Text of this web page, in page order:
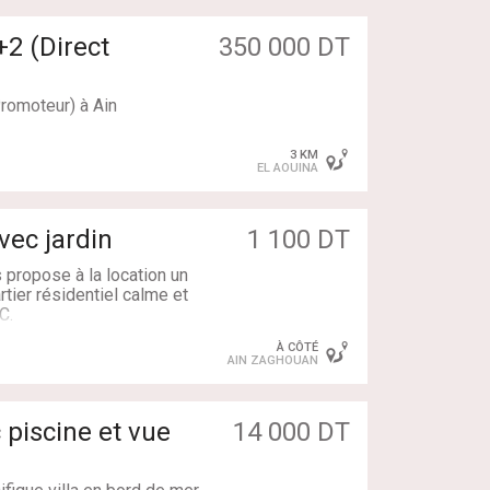
(Direct
350 000 DT
à Ain
3 KM
EL AOUINA
jardin 1 100 DT
à la location un
résidentiel calme et
indépendance et son
À CÔTÉ
AIN ZAGHOUAN
et vue
14 000 DT